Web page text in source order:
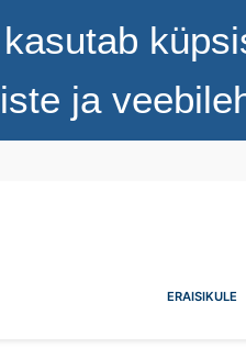
ja
ERAISIKULE